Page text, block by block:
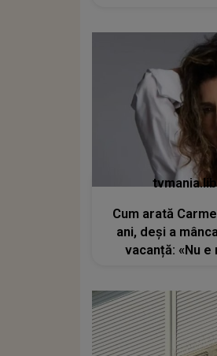
Cum arată
ani, deși a
vacanță: «Nu e